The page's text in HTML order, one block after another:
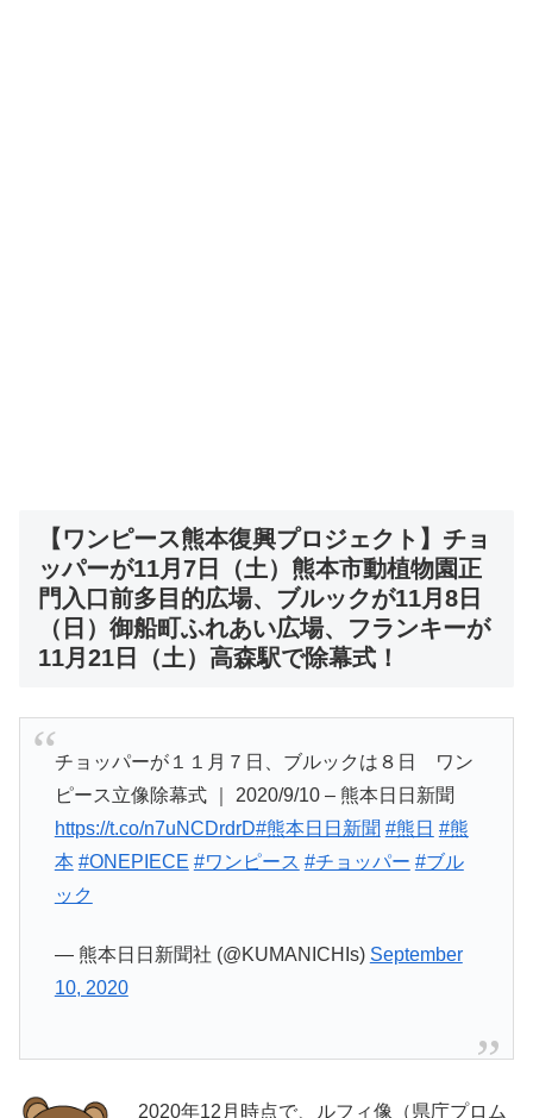
【ワンピース熊本復興プロジェクト】チョ
ッパーが11月7日（土）熊本市動植物園正
門入口前多目的広場、ブルックが11月8日
（日）御船町ふれあい広場、フランキーが
11月21日（土）高森駅で除幕式！
チョッパーが１１月７日、ブルックは８日 ワン
ピース立像除幕式 ｜ 2020/9/10 – 熊本日日新聞
https://t.co/n7uNCDrdrD#熊本日日新聞 #熊日 #熊
本 #ONEPIECE #ワンピース #チョッパー #ブル
ック
— 熊本日日新聞社 (@KUMANICHIs) September
10, 2020
2020年12月時点で、ルフィ像（県庁プロム